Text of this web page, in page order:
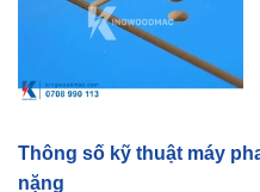
Thông số kỹ thuật máy
nặng